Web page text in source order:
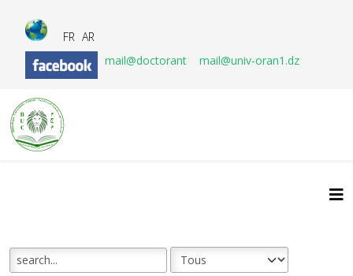
FR AR
mail@doctorant
mail@univ-oran1.dz